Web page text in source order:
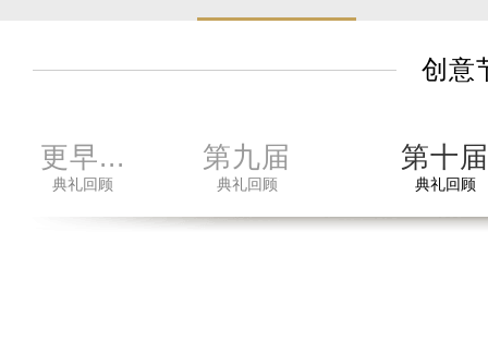
创意
更早...
典礼回顾
第八届
典礼回顾
第九届
典礼回顾
第十
典礼回顾